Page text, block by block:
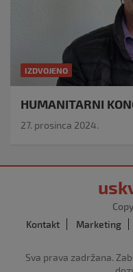
IZDVOJENO
HUMANITARNI
27. prosinca 2024.
Kontakt
Marketing
Sva prava zadržana.